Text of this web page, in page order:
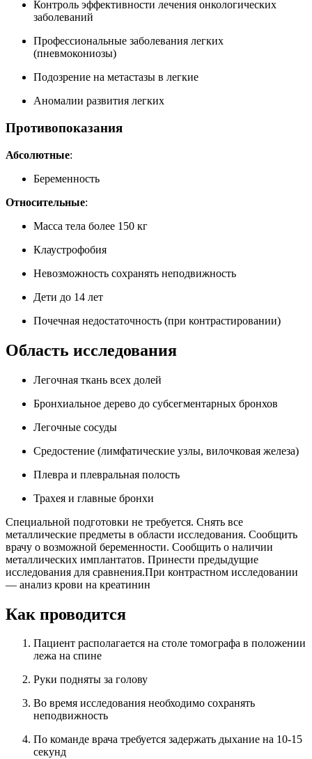
Контроль эффективности лечения онкологических
заболеваний
Профессиональные заболевания легких
(пневмокониозы)
Подозрение на метастазы в легкие
Аномалии развития легких
Противопоказания
Абсолютные:
Беременность
Относительные:
Масса тела более 150 кг
Клаустрофобия
Невозможность сохранять неподвижность
Дети до 14 лет
Почечная недостаточность (при контрастировании)
Область исследования
Легочная ткань всех долей
Бронхиальное дерево до субсегментарных бронхов
Легочные сосуды
Средостение (лимфатические узлы, вилочковая железа)
Плевра и плевральная полость
Трахея и главные бронхи
Специальной подготовки не требуется. Снять все
металлические предметы в области исследования. Сообщить
врачу о возможной беременности. Сообщить о наличии
металлических имплантатов. Принести предыдущие
исследования для сравнения.При контрастном исследовании
— анализ крови на креатинин
Как проводится
Пациент располагается на столе томографа в положении
лежа на спине
Руки подняты за голову
Во время исследования необходимо сохранять
неподвижность
По команде врача требуется задержать дыхание на 10-15
секунд